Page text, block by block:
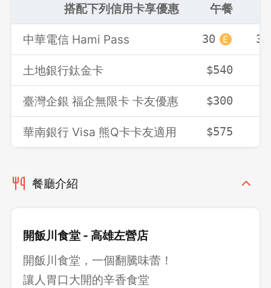
搭配下列信用卡享優惠 午餐
中華電信 Hami Pass 30 30
土地銀行鈦金卡 $540
臺灣企銀 福企無限卡 卡友優惠 $300
華南銀行 Visa 熊Q卡卡友適用 $575
餐廳介紹
開飯川食堂 - 高雄左營店
開飯川食堂，一個翻騰味蕾！
讓人胃口大開的辛香食堂